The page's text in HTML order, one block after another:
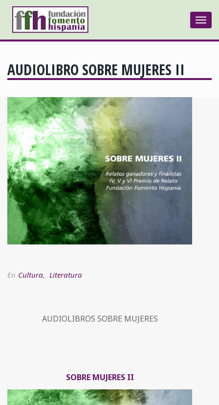
AUDIOLIBRO SOBRE MUJERES II
En Cultura, Literatura
AUDIOLIBROS SOBRE MUJERES
SOBRE MUJERES II